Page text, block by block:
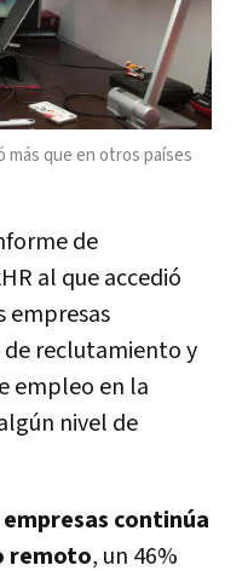
más que en otros países
de
al que accedió
empresas
reclutamiento y
empleo en la
nivel de
continúa
remoto, un 46%